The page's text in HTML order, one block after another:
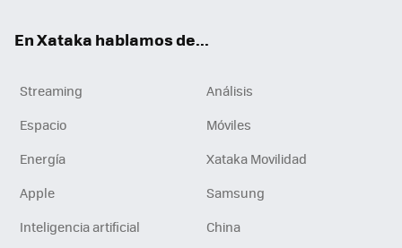
En Xataka hablamos de...
Streaming
Análisis
Espacio
Móviles
Energía
Xataka Movilidad
Apple
Samsung
Inteligencia artificial
China